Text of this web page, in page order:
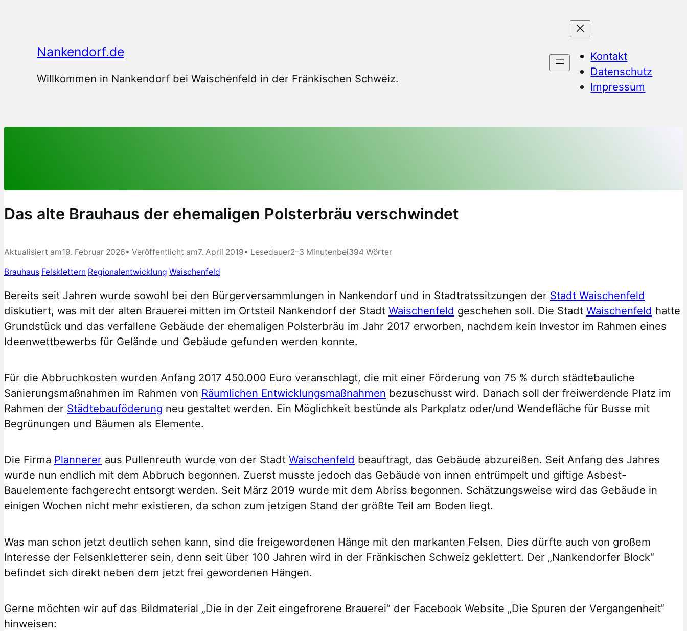
Nankendorf.de
Willkommen in Nankendorf bei Waischenfeld in der Fränkischen Schweiz.
Kontakt
Datenschutz
Impressum
Das alte Brauhaus der ehemaligen Polsterbräu verschwindet
Aktualisiert am19. Februar 2026• Veröffentlicht am7. April 2019• Lesedauer2–3 Minutenbei394 Wörter
Brauhaus Felsklettern Regionalentwicklung Waischenfeld
Bereits seit Jahren wurde sowohl bei den Bürgerversammlungen in Nankendorf und in Stadtratssitzungen der Stadt Waischenfeld
diskutiert, was mit der alten Brauerei mitten im Ortsteil Nankendorf der Stadt Waischenfeld geschehen soll. Die Stadt Waischenfeld hatte
Grundstück und das verfallene Gebäude der ehemaligen Polsterbräu im Jahr 2017 erworben, nachdem kein Investor im Rahmen eines
Ideenwettbewerbs für Gelände und Gebäude gefunden werden konnte.
Für die Abbruchkosten wurden Anfang 2017 450.000 Euro veranschlagt, die mit einer Förderung von 75 % durch städtebauliche
Sanierungsmaßnahmen im Rahmen von Räumlichen Entwicklungsmaßnahmen bezuschusst wird. Danach soll der freiwerdende Platz im
Rahmen der Städtebauföderung neu gestaltet werden. Ein Möglichkeit bestünde als Parkplatz oder/und Wendefläche für Busse mit
Begrünungen und Bäumen als Elemente.
Die Firma Plannerer aus Pullenreuth wurde von der Stadt Waischenfeld beauftragt, das Gebäude abzureißen. Seit Anfang des Jahres
wurde nun endlich mit dem Abbruch begonnen. Zuerst musste jedoch das Gebäude von innen entrümpelt und giftige Asbest-
Bauelemente fachgerecht entsorgt werden. Seit März 2019 wurde mit dem Abriss begonnen. Schätzungsweise wird das Gebäude in
einigen Wochen nicht mehr existieren, da schon zum jetzigen Stand der größte Teil am Boden liegt.
Was man schon jetzt deutlich sehen kann, sind die freigewordenen Hänge mit den markanten Felsen. Dies dürfte auch von großem
Interesse der Felsenkletterer sein, denn seit über 100 Jahren wird in der Fränkischen Schweiz geklettert. Der „Nankendorfer Block“
befindet sich direkt neben dem jetzt frei gewordenen Hängen.
Gerne möchten wir auf das Bildmaterial „Die in der Zeit eingefrorene Brauerei“ der Facebook Website „Die Spuren der Vergangenheit“
hinweisen: